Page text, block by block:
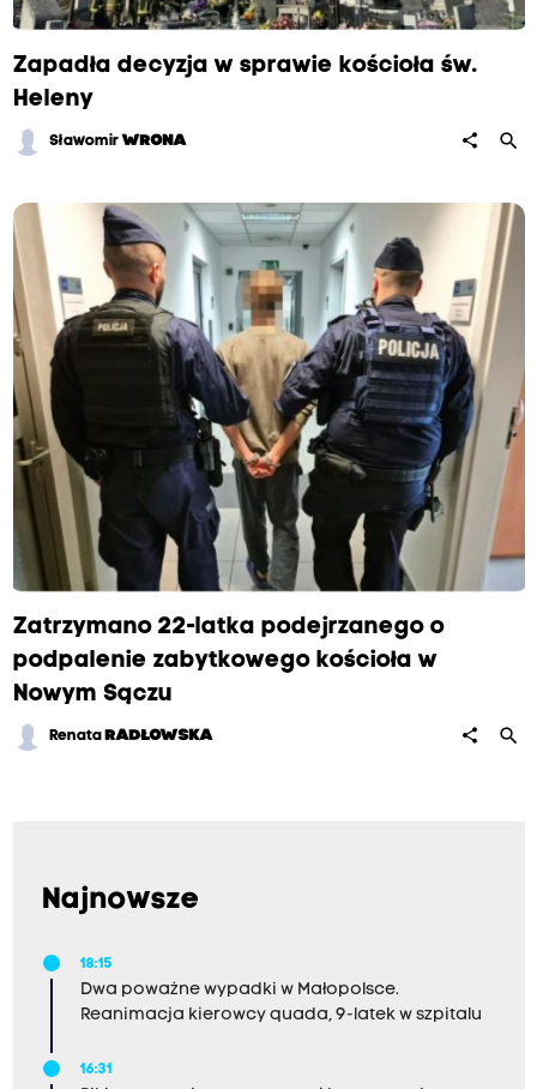
Zapadła decyzja w sprawie kościoła św.
Heleny
SławomirWRONA share search
Zatrzymano 22-latka podejrzanego o
podpalenie zabytkowego kościoła w
Nowym Sączu
Renata RADŁOWSKA share search
Najnowsze
18:15
Dwa poważne wypadki w Małopolsce.
Reanimacja kierowcy quada, 9-latek w szpitalu
16:31